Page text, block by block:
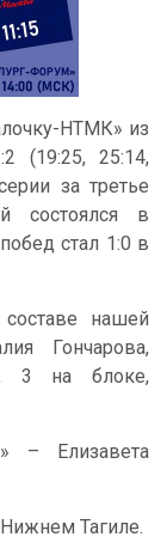
НТМК» из
(19:25, 25:14,
за третье
состоялся в
стал 1:0 в
нашей
Гончарова,
3 на блоке,
– Елизавета
Тагиле.